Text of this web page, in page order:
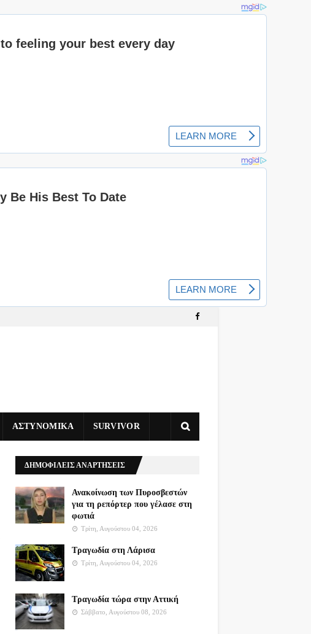
ΑΣΤΥΝΟΜΙΚΑ SURVIVOR
ΔΗΜΟΦΙΛΕΙΣ ΑΝΑΡΤΗΣΕΙΣ
Ανακοίνωση των Πυροσβεστών
για τη ρεπόρτερ που γέλασε στη
φωτιά
Τρίτη, Αυγούστου 04, 2026
Τραγωδία στη Λάρισα
Τρίτη, Αυγούστου 04, 2026
Τραγωδία τώρα στην Αττική
Σάββατο, Αυγούστου 08, 2026